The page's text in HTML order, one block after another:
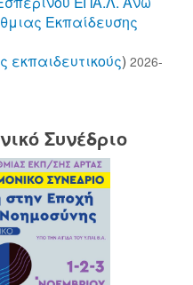
Εκπαίδευσης
εκπαιδευτικούς) 2026-
Συνέδριο